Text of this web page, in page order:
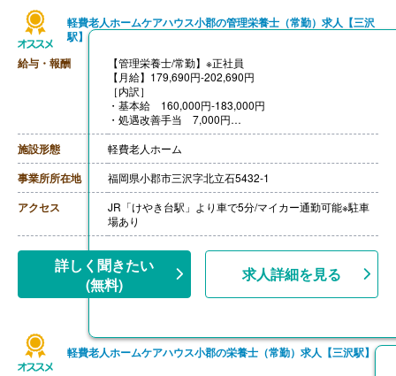
軽費老人ホームケアハウス小郡の管理栄養士（常勤）求人【三沢
駅】
給与・報酬
【管理栄養士/常勤】※正社員
【月給】179,690円-202,690円
［内訳］
・基本給 160,000円-183,000円
・処遇改善手当 7,000円
・資格手当 8,000円
・調整手当 4,690円（基本給160,000円の場合）
［その他手当］
・子供扶養手当 3,000円-6,000円/人
・奨学金返済支援制度 上限20,000円
【賞与】年3回（計3.00ヶ月分）※前年度実績
【通勤手当】あり（上限25,000円/月）
【昇給】あり（1月あたり50円-） ※前年度実績
施設形態 軽費老人ホーム
事業所所在地 福岡県小郡市三沢字北立石5432-1
アクセス
JR「けやき台駅」より車で5分/マイカー通勤可能※駐車
場あり
詳しく聞きたい
(無料)
求人詳細を見る
軽費老人ホームケアハウス小郡の栄養士（常勤）求人【三沢駅】